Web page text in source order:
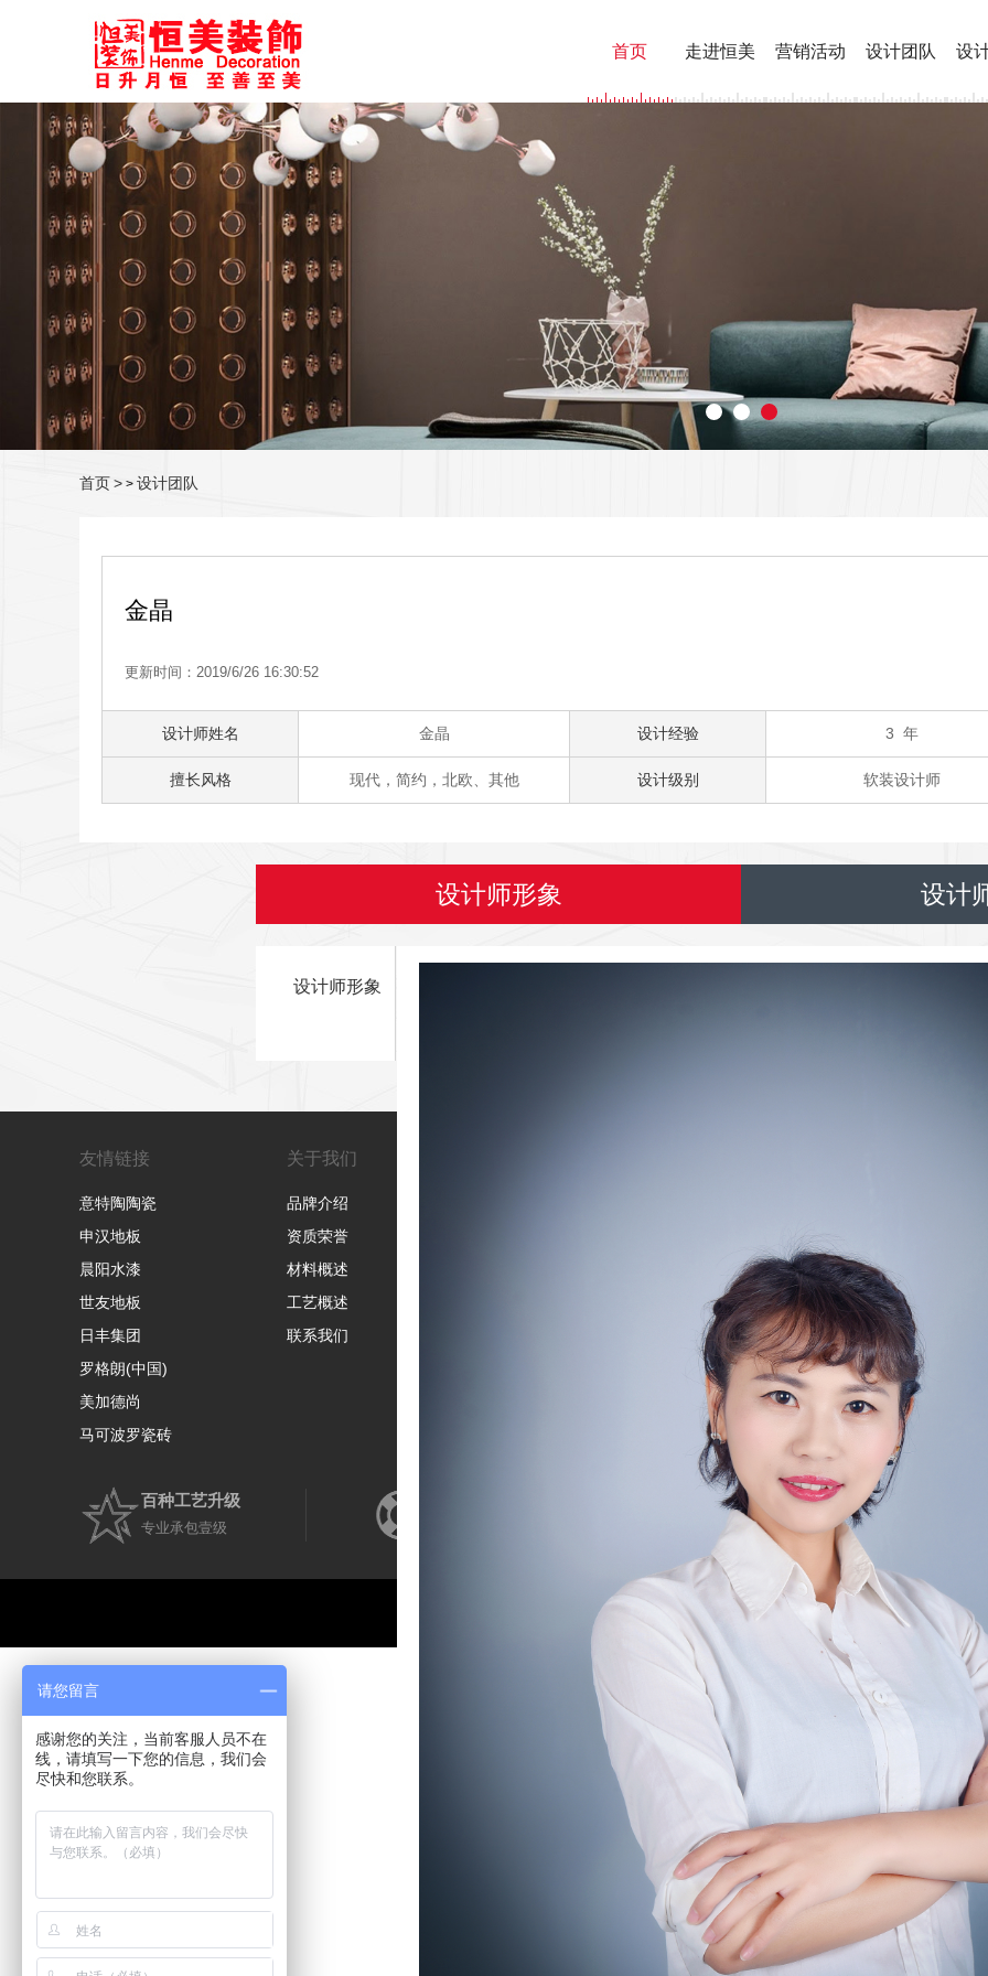
首页 走进恒美 营销活动 设计团队 设
首页> > 设计团队
金晶
更新时间：2019/6/26 16:30:52
设计师姓名 金晶 设计经验 3 年
擅长风格 现代，简约，北欧、其他 设计级别 软装设计师
设计师形象 设计
设计师形象
友情链接
意特陶陶瓷
申汉地板
晨阳水漆
世友地板
日丰集团
罗格朗(中国)
美加德尚
马可波罗瓷砖
关于我们
品牌介绍
资质荣誉
材料概述
工艺概述
联系我们
百种工艺升级
专业承包壹级
无忧售后
服务终身不变，热情不减
©Copyright 2019 随州恒美装饰工程有限公司 版权所有 鄂ICP备
请您留言
感谢您的关注，当前客服人员不在
线，请填写一下您的信息，我们会
尽快和您联系。